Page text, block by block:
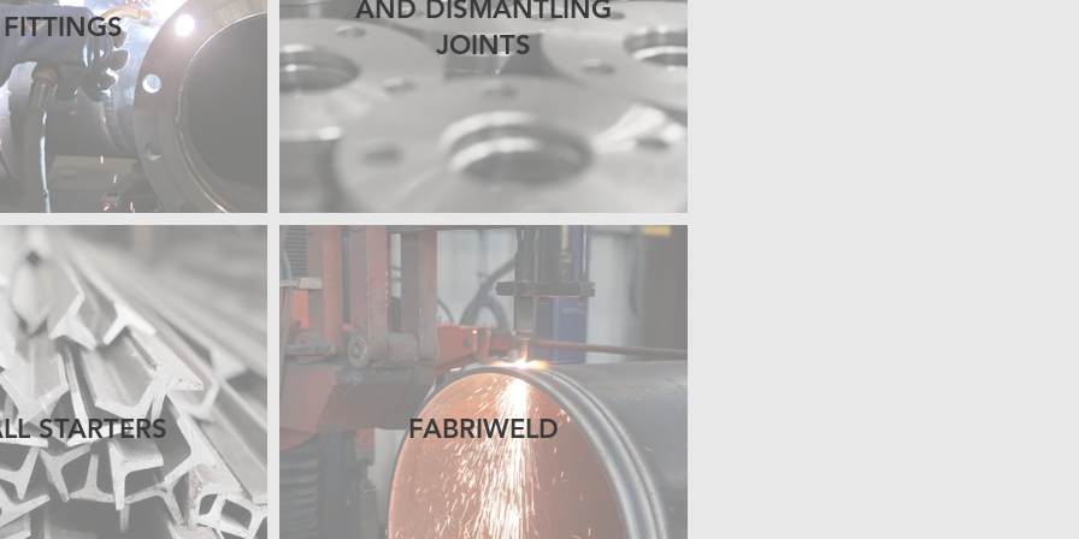
FITTINGS
AND DISMANTLING
JOINTS
STARTERS FABRIWELD